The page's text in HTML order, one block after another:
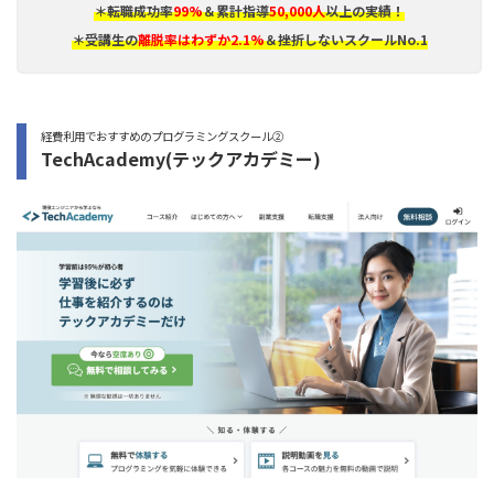
＊転職成功率99%＆累計指導50,000人以上の実績！
＊受講生の離脱率はわずか2.1%＆挫折しないスクールNo.1
経費利用でおすすめのプログラミングスクール②
TechAcademy(テックアカデミー)